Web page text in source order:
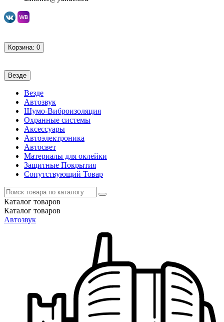
Корзина: 0
Везде
Везде
Автозвук
Шумо-Виброизоляция
Охранные системы
Аксессуары
Автоэлектроника
Автосвет
Материалы для оклейки
Защитные Покрытия
Сопутствующий Товар
Каталог товаров
Каталог товаров
Автозвук